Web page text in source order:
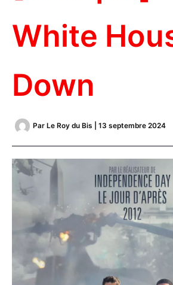
White
Down
Par Le Roy du Bis 13 septembre 2024